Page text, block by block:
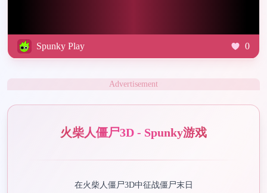
Spunky Play 0
Advertisement
火柴人僵尸3D - Spunky游戏
在火柴人僵尸3D中征战僵尸末日